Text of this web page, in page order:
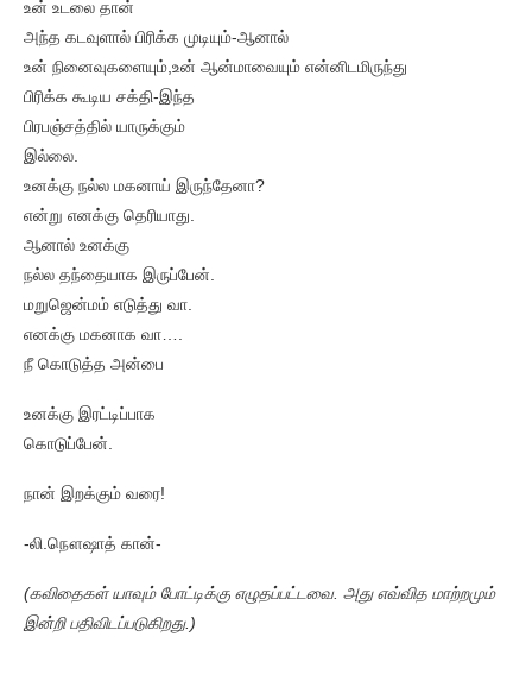
உன் உடலை தான்
அந்த கடவுளால் பிரிக்க முடியும்-ஆனால்
உன் நினைவுகளையும்,உன் ஆன்மாவையும் என்னிடமிருந்து
பிரிக்க கூடிய சக்தி-இந்த
பிரபஞ்சத்தில் யாருக்கும்
இல்லை.
உனக்கு நல்ல மகனாய் இருந்தேனா?
என்று எனக்கு தெரியாது.
ஆனால் உனக்கு
நல்ல தந்தையாக இருப்பேன்.
மறுஜென்மம் எடுத்து வா.
எனக்கு மகனாக வா….
நீ கொடுத்த அன்பை
உனக்கு இரட்டிப்பாக
கொடுப்பேன்.
நான் இறக்கும் வரை!
-லி.நௌஷாத் கான்-
(கவிதைகள் யாவும் போட்டிக்கு எழுதப்பட்டவை. அது எவ்வித மாற்றமும்
இன்றி பதிவிடப்படுகிறது.)